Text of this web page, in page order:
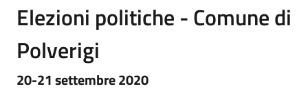
Elezioni politiche - Comune di
Polverigi
20-21 settembre 2020